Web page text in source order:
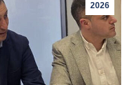
2026